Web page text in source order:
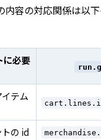
内容の対応関係は以
に必要
テム
の id